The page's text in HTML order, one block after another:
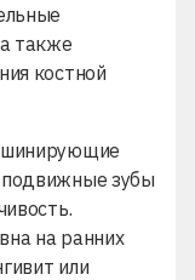
также
костной
шинирующие
зубы
на ранних
или